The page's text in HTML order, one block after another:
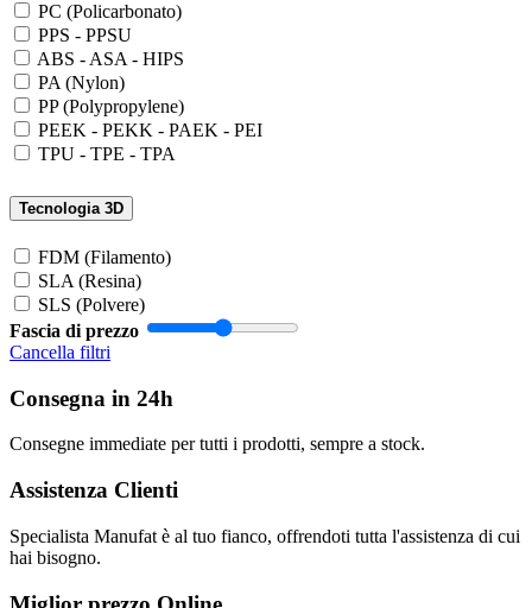
PC (Policarbonato)
PPS - PPSU
ABS - ASA - HIPS
PA (Nylon)
PP (Polypropylene)
PEEK - PEKK - PAEK - PEI
TPU - TPE - TPA
Tecnologia 3D
FDM (Filamento)
SLA (Resina)
SLS (Polvere)
Fascia di prezzo
Cancella filtri
Consegna in 24h
Consegne immediate per tutti i prodotti, sempre a stock.
Assistenza Clienti
Specialista Manufat è al tuo fianco, offrendoti tutta l'assistenza di cui
hai bisogno.